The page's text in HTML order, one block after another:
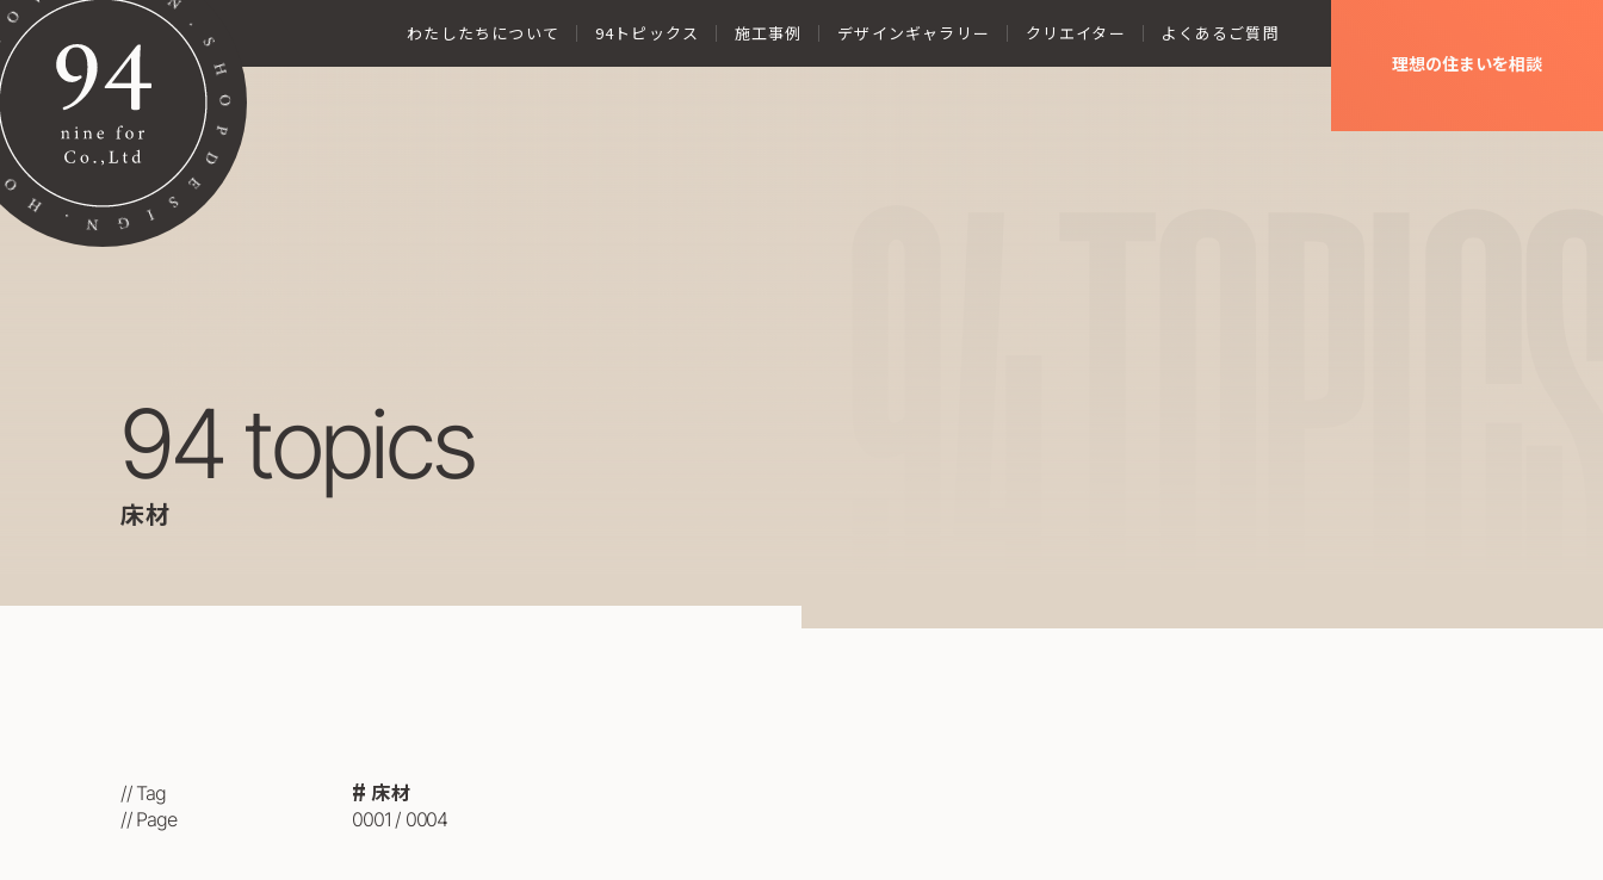
わたしたちについて 94トピックス 施工事例 デザインギャラリー クリエイター よくあるご質問
理想の住まいを相談
94 topics
床材
// Tag 床材
// Page 0001 / 0004